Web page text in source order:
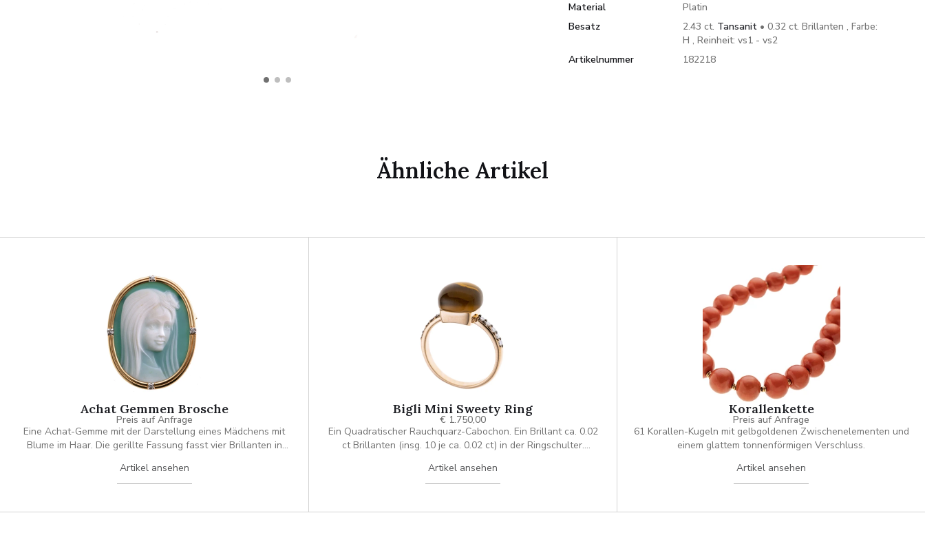
Material
Platin
Besatz
2.43 ct. Tansanit • 0.32 ct. Brillanten , Farbe:
H , Reinheit: vs1 - vs2
Artikelnummer
182218
Ähnliche Artikel
Achat Gemmen Brosche
Preis auf Anfrage
Eine Achat-Gemme mit der Darstellung eines Mädchens mit
Blume im Haar. Die gerillte Fassung fasst vier Brillanten in
Artikel ansehen
Bigli Mini Sweety Ring
€ 1.750,00
Ein Quadratischer Rauchquarz-Cabochon. Ein Brillant ca. 0.02
ct Brillanten (insg. 10 je ca. 0.02 ct) in der Ringschulter.
Artikel ansehen
Korallenkette
Preis auf Anfrage
61 Korallen-Kugeln mit gelbgoldenen Zwischenelementen und
einem glattem tonnenförmigen Verschluss.
Artikel ansehen